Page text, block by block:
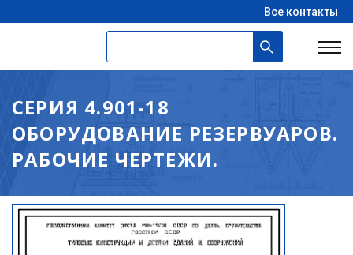
Все контакты
СЕРИЯ 4.901-18
ОБОРУДОВАНИЕ РЕЗЕРВУАРОВ.
РАБОЧИЕ ЧЕРТЕЖИ.